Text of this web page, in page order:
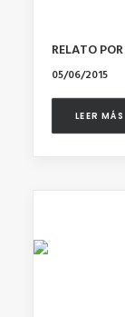
RELATO
05/06/2015
LEER MÁS